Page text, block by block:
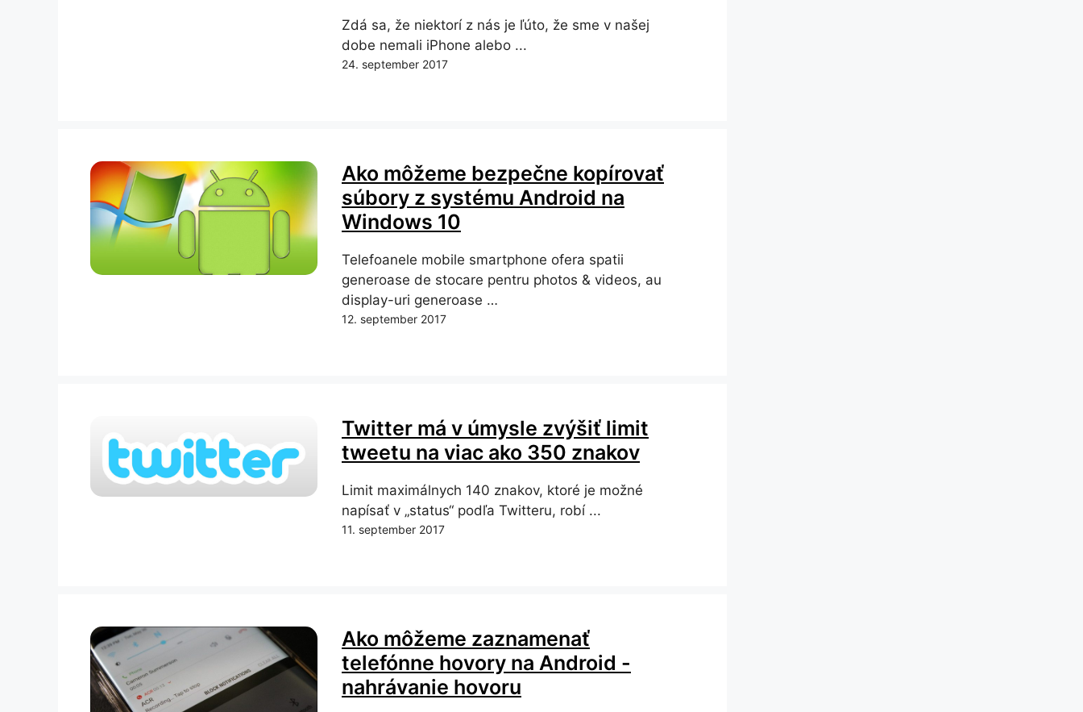
Zdá sa, že niektorí z nás je ľúto, že sme v našej
dobe nemali iPhone alebo ...
24. september 2017
Ako môžeme bezpečne kopírovať
súbory z systému Android na
Windows 10
Telefoanele mobile smartphone ofera spatii
generoase de stocare pentru photos & videos, au
display-uri generoase …
12. september 2017
Twitter má v úmysle zvýšiť limit
tweetu na viac ako 350 znakov
Limit maximálnych 140 znakov, ktoré je možné
napísať v „status“ podľa Twitteru, robí ...
11. september 2017
Ako môžeme zaznamenať
telefónne hovory na Android -
nahrávanie hovoru